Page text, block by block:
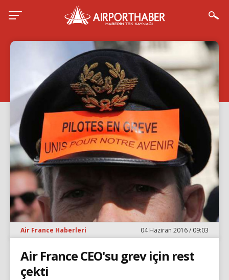
Air France Haberleri 04 Haziran 2016 / 09:03
Air France CEO'su grev için rest
çekti